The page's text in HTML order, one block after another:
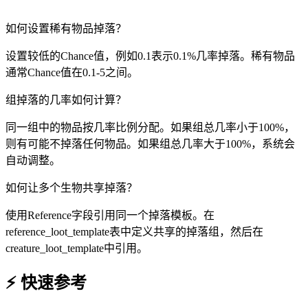
如何设置稀有物品掉落？
设置较低的Chance值，例如0.1表示0.1%几率掉落。稀有物品
通常Chance值在0.1-5之间。
组掉落的几率如何计算？
同一组中的物品按几率比例分配。如果组总几率小于100%，
则有可能不掉落任何物品。如果组总几率大于100%，系统会
自动调整。
如何让多个生物共享掉落？
使用Reference字段引用同一个掉落模板。在
reference_loot_template表中定义共享的掉落组，然后在
creature_loot_template中引用。
⚡ 快速参考